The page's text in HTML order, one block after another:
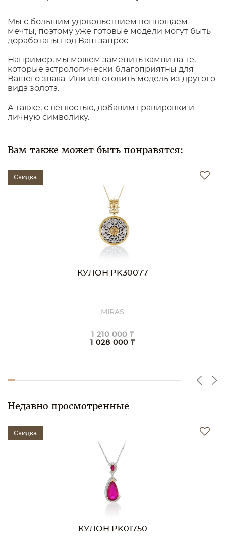
Мы с большим удовольствием воплощаем
мечты, поэтому уже готовые модели могут быть
доработаны под Ваш запрос.
Например, мы можем заменить камни на те,
которые астрологически благоприятны для
Вашего знака. Или изготовить модель из другого
вида золота.
А также, с легкостью, добавим гравировки и
личную символику.
Вам также может быть понравятся:
КУЛОН PK30077
1 210 000 ₸
1 028 000 ₸
Скидка
Недавно просмотренные
Скидка
КУЛОН PK01750